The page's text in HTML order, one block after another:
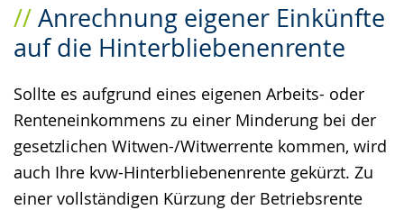
Anrechnung eigener Einkünfte
auf die Hinterbliebenenrente
Sollte es aufgrund eines eigenen Arbeits- oder
Renteneinkommens zu einer Minderung bei der
gesetzlichen Witwen-/Witwerrente kommen, wird
auch Ihre kvw-Hinterbliebenenrente gekürzt. Zu
einer vollständigen Kürzung der Betriebsrente
Leichten
Sprache
Audio-
Unterstützung.
Video
in
Gebärdensprache
wird
angezeigt.